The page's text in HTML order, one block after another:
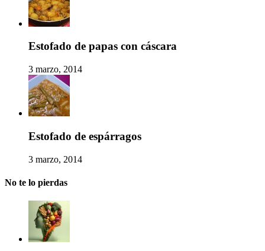
Estofado de papas con cáscara
3 marzo, 2014
Estofado de espárragos
3 marzo, 2014
No te lo pierdas